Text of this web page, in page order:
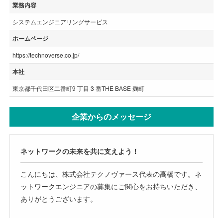
業務内容
システムエンジニアリングサービス
ホームページ
https://technoverse.co.jp/
本社
東京都千代田区二番町9 丁目 3 番THE BASE 麹町
企業からのメッセージ
ネットワークの未来を共に支えよう！
こんにちは、株式会社テクノヴァース代表の高橋です。ネ
ットワークエンジニアの募集にご関心をお持ちいただき、
ありがとうございます。